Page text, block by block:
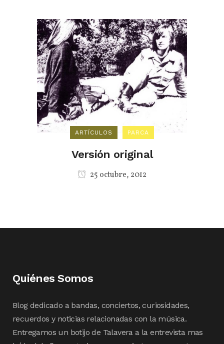
ARTÍCULOS PARCA
Versión original
25 octubre, 2012
Quiénes Somos
Blog dedicado a bandas, conciertos, curiosidades,
recuerdos y noticias relacionadas con la música.
Entregamos un botijo de Talavera a la entrevista mas